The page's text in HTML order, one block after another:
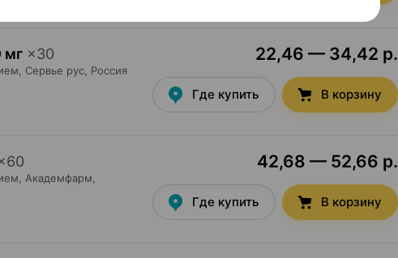
мг ×30
Сервье рус , Россия
22,46 — 34,42 р.
Где купить В корзину
60
Академфарм
42,68 — 52,66 р.
Где купить В корзину